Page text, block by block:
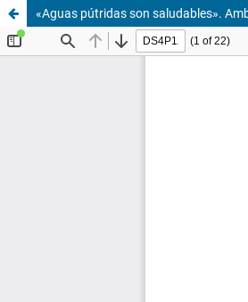
«Aguas pútridas son saludables».